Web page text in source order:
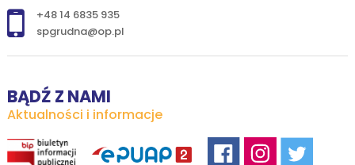
+48 14 6835 935
spgrudna@op.pl
BĄDŹ Z NAMI
Aktualności i informacje